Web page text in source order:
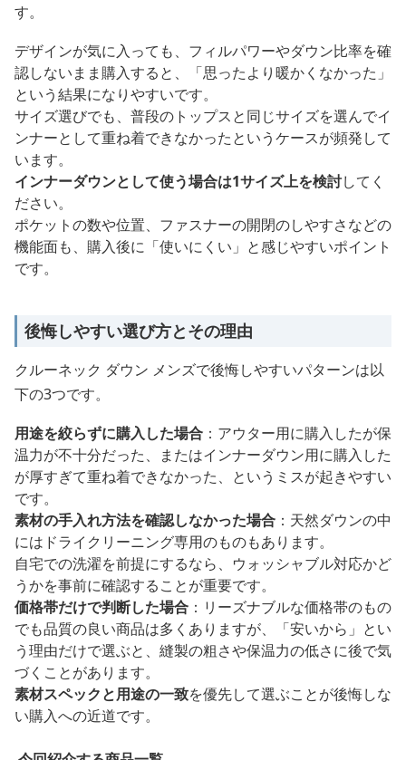
す。
デザインが気に入っても、フィルパワーやダウン比率を確
認しないまま購入すると、「思ったより暖かくなかった」
という結果になりやすいです。
サイズ選びでも、普段のトップスと同じサイズを選んでイ
ンナーとして重ね着できなかったというケースが頻発して
います。
インナーダウンとして使う場合は1サイズ上を検討してく
ださい。
ポケットの数や位置、ファスナーの開閉のしやすさなどの
機能面も、購入後に「使いにくい」と感じやすいポイント
です。
後悔しやすい選び方とその理由
クルーネック ダウン メンズで後悔しやすいパターンは以
下の3つです。
用途を絞らずに購入した場合 ：アウター用に購入したが保
温力が不十分だった、またはインナーダウン用に購入した
が厚すぎて重ね着できなかった、というミスが起きやすい
です。
素材の手入れ方法を確認しなかった場合 ：天然ダウンの中
にはドライクリーニング専用のものもあります。
自宅での洗濯を前提にするなら、ウォッシャブル対応かど
うかを事前に確認することが重要です。
価格帯だけで判断した場合 ：リーズナブルな価格帯のもの
でも品質の良い商品は多くありますが、「安いから」とい
う理由だけで選ぶと、縫製の粗さや保温力の低さに後で気
づくことがあります。
素材スペックと用途の一致を優先して選ぶことが後悔しな
い購入への近道です。